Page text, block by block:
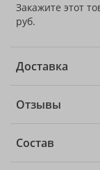
Закажите этот
руб.
Доставка
Отзывы
Состав